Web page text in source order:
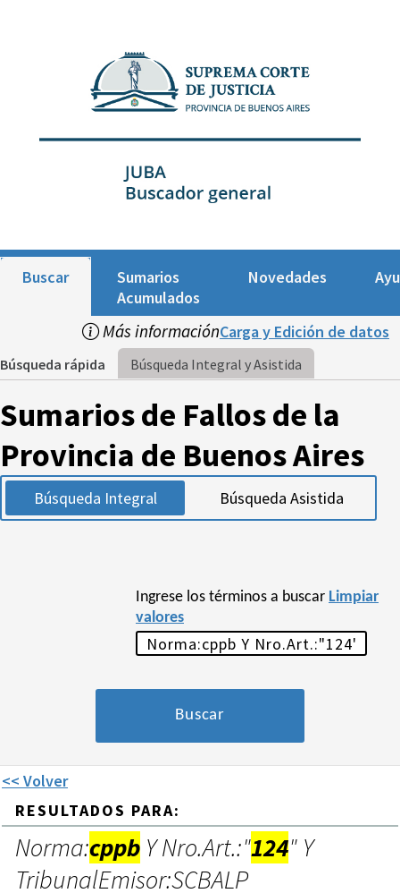
Buscar
Sumarios
Acumulados
Novedades
Más informaciónCarga y Edición de datos
Búsqueda rápida Búsqueda Integral y Asistida
Sumarios de Fallos de la
Provincia de Buenos Aires
Búsqueda Integral Búsqueda Asistida
Ingrese los términos a buscar Limpiar
valores
<< Volver
RESULTADOS PARA:
Norma:cppb Y Nro.Art.:"124" Y
TribunalEmisor:SCBALP